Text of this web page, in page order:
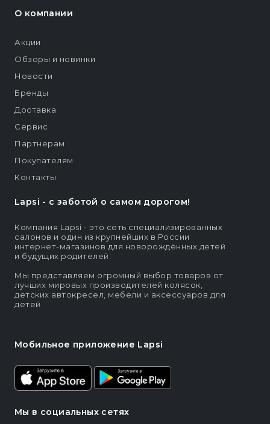
Lapsi - c заботой о самом дорогом!
Компания Lapsi - это сеть специализированных
салонов и один из крупнейших в России
интернет-магазинов для новорождённых детей
и будущих родителей.
Мы представляем огромный выбор товаров от
лучших мировых производителей колясок,
детских автокресел, мебели и аксессуаров для
детей.
Мобильное приложение Lapsi
Мы в социальных сетях
О компании
Акции
Обзоры и новинки
Новости
Бренды
Доставка
Сервис
Партнерам
Покупателям
Контакты